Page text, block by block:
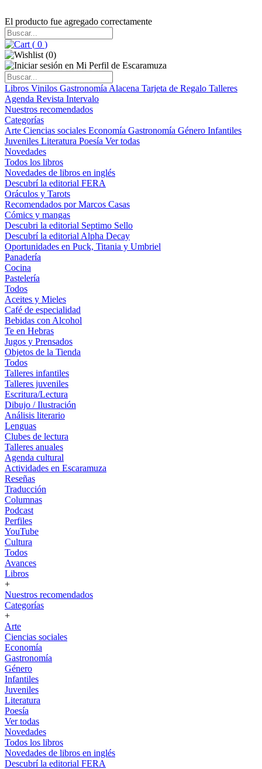
El producto fue agregado correctamente
( 0 )
(0)
Libros Vinilos Gastronomía Alacena Tarjeta de Regalo Talleres
Agenda Revista Intervalo
Nuestros recomendados
Categorías
Arte Ciencias sociales Economía Gastronomía Género Infantiles
Juveniles Literatura Poesía Ver todas
Novedades
Todos los libros
Novedades de libros en inglés
Descubrí la editorial FERA
Oráculos y Tarots
Recomendados por Marcos Casas
Cómics y mangas
Descubri la editorial Septimo Sello
Descubrí la editorial Alpha Decay
Oportunidades en Puck, Titania y Umbriel
Panadería
Cocina
Pastelería
Todos
Aceites y Mieles
Café de especialidad
Bebidas con Alcohol
Te en Hebras
Jugos y Prensados
Objetos de la Tienda
Todos
Talleres infantiles
Talleres juveniles
Escritura/Lectura
Dibujo / Ilustración
Análisis literario
Lenguas
Clubes de lectura
Talleres anuales
Agenda cultural
Actividades en Escaramuza
Reseñas
Traducción
Columnas
Podcast
Perfiles
YouTube
Cultura
Todos
Avances
Libros
+
Nuestros recomendados
Categorías
+
Arte
Ciencias sociales
Economía
Gastronomía
Género
Infantiles
Juveniles
Literatura
Poesía
Ver todas
Novedades
Todos los libros
Novedades de libros en inglés
Descubrí la editorial FERA